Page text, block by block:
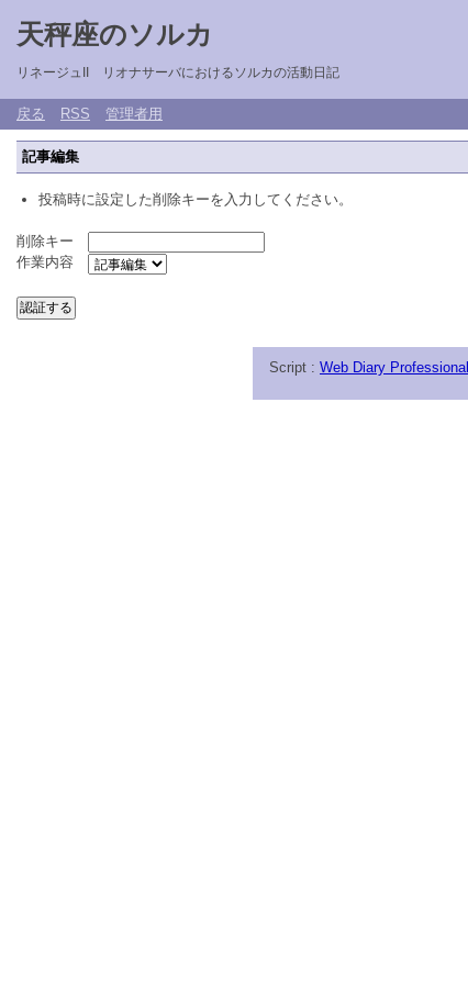
天秤座のソルカ
リネージュII リオナサーバにおけるソルカの活動日記
戻る RSS 管理者用
記事編集
投稿時に設定した削除キーを入力してください。
削除キー
作業内容
Script : Web Diary Professional